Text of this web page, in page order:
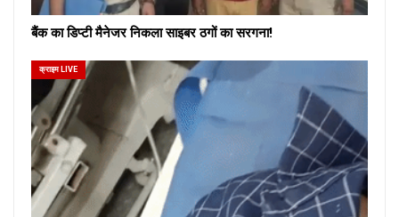
बैंक का डिप्टी मैनेजर निकला साइबर ठगों का सरगना!
क्राइम LIVE